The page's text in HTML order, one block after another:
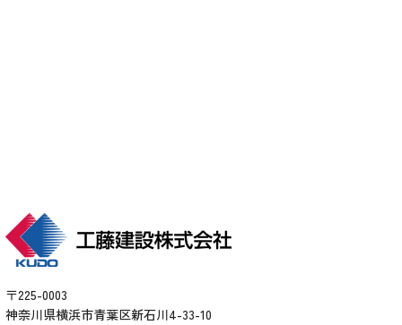
〒225-0003
神奈川県横浜市青葉区新石川4-33-10